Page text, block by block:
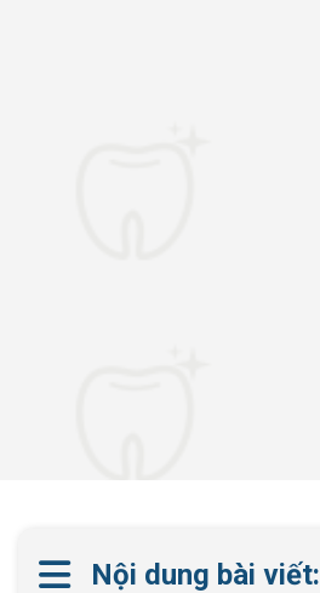
Nội dung bài viết: